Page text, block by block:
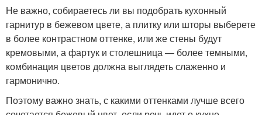
Не важно, собираетесь ли вы подобрать кухонный
гарнитур в бежевом цвете, а плитку или шторы выберете
в более контрастном оттенке, или же стены будут
кремовыми, а фартук и столешница — более темными,
комбинация цветов должна выглядеть слаженно и
гармонично.
Поэтому важно знать, с какими оттенками лучше всего